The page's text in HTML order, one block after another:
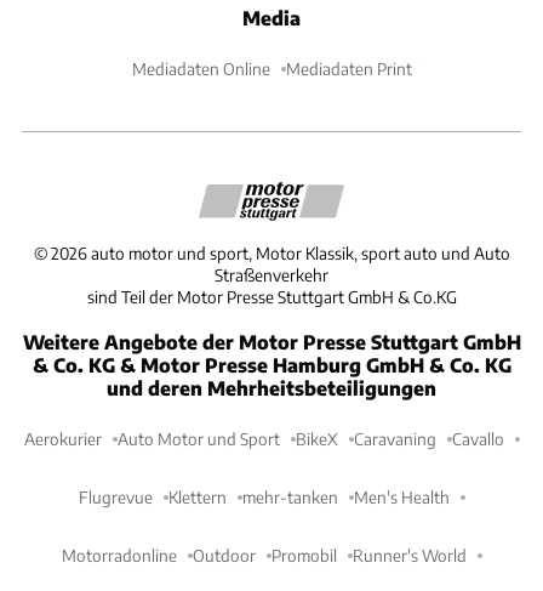
Media
Mediadaten Online Mediadaten Print
©2026 auto motor und sport, Motor Klassik, sport auto und Auto
Straßenverkehr
sind Teil der Motor Presse Stuttgart GmbH & Co.KG
Weitere Angebote der Motor Presse Stuttgart GmbH
& Co. KG & Motor Presse Hamburg GmbH & Co. KG
und deren Mehrheitsbeteiligungen
Aerokurier Auto Motor und Sport BikeX Caravaning Cavallo
Flugrevue Klettern mehr-tanken Men's Health
Motorradonline Outdoor Promobil Runner's World